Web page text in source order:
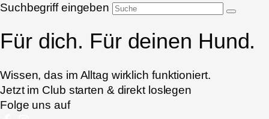
Suchbegriff eingeben
Für dich. Für deinen Hund.
Wissen, das im Alltag wirklich funktioniert.
Jetzt im Club starten & direkt loslegen
Folge uns auf